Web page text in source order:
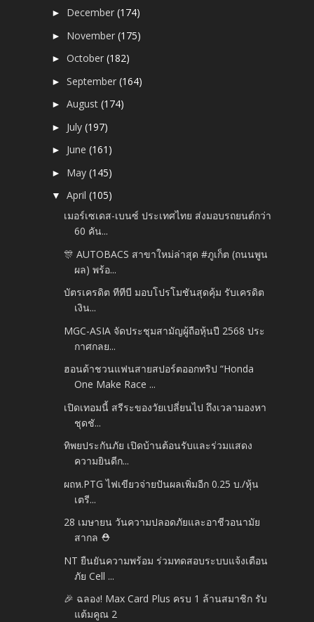
► December(174)
► November(175)
►October(182)
►September(164)
►August(174)
► July(197)
► June(161)
► May(145)
▼April(105)
เมอร์เซเดส-เบนซ์ ประเทศไทย ส่งมอบรถยนต์กว่า
60 คัน...
🎊 AUTOBACS สาขาใหม่ล่าสุด #ภูเก็ต (ถนนพูน
ผล) พร้อ...
บัตรเครดิต ทีทีบี มอบโปรโมชันสุดคุ้ม รับเครดิต
เงิน...
MGC-ASIA จัดประชุมสามัญผู้ถือหุ้นปี 2568 ประ
กาศกลย...
ฮอนด้าชวนแฟนสายสปอร์ตออกทริป “Honda
One Make Race ...
เปิดเทอมนี้ สรีระของวัยเปลี่ยนไป ถึงเวลามองหา
ชุดชั...
ทิพยประกันภัย เปิดบ้านต้อนรับและร่วมแสดง
ความยินดีก...
ผถห.PTG ไฟเขียวจ่ายปันผลเพิ่มอีก 0.25 บ./หุ้น
เตรี...
28 เมษายน วันความปลอดภัยและอาชีวอนามัย
สากล ⛑️
NT ยืนยันความพร้อม ร่วมทดสอบระบบแจ้งเตือน
ภัย Cell ...
🎉 ฉลอง! Max Card Plus ครบ 1 ล้านสมาชิก รับ
แต้มคูณ 2